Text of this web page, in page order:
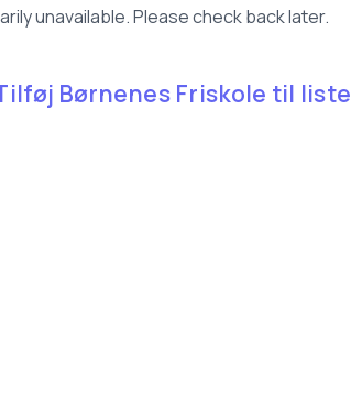
unavailable. Please check back later.
Børnenes Friskole til liste